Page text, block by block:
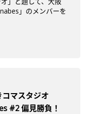
」のメンバーを
マスタジオ
#2 偏見勝負！